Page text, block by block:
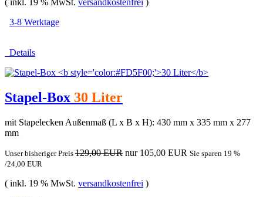
3-8 Werktage
Details
Stapel-Box 30 Liter
mit Stapelecken Außenmaß (L x B x H): 430 mm x 335 mm x 277
mm
Unser bisheriger Preis 129,00 EUR nur 105,00 EUR Sie sparen 19 %
/24,00 EUR
( inkl. 19 % MwSt. versandkostenfrei )